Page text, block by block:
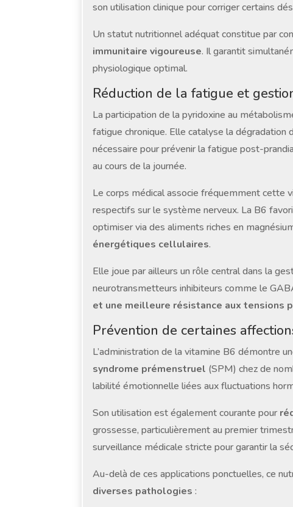
son utilisation clinique pour corriger certains
Un statut nutritionnel adéquat constitue par
immunitaire vigoureuse. Il garantit
physiologique optimal.
Réduction de la fatigue et
La participation de la pyridoxine au
fatigue chronique. Elle catalyse la dégradation
nécessaire pour prévenir la fatigue post-
au cours de la journée.
Le corps médical associe fréquemment cette
respectifs sur le système nerveux. La B6
optimiser via des aliments riches en
énergétiques cellulaires.
Elle joue par ailleurs un rôle central dans la
neurotransmetteurs inhibiteurs comme le
et une meilleure résistance aux tensions
Prévention de certaines
L’administration de la vitamine B6 démontre
syndrome prémenstruel (SPM) chez de
labilité émotionnelle liées aux fluctuations
Son utilisation est également courante pour
grossesse, particulièrement au premier
surveillance médicale stricte pour garantir la
Au-delà de ces applications ponctuelles, ce
diverses pathologies :